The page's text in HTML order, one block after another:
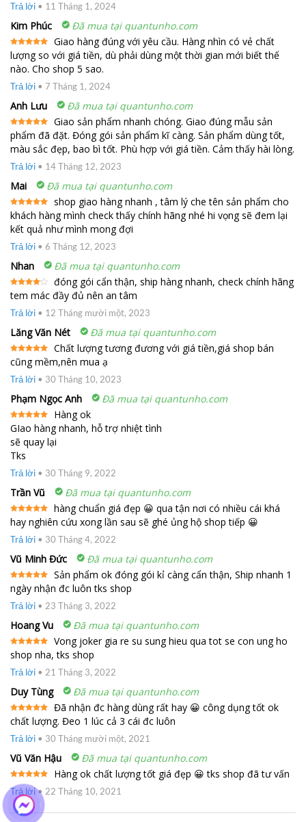
Trả lời • 11 Tháng 1, 2024
Kim Phúc Đã mua tại quantunho.com
Được xếp
hạng55
sao
Giao hàng đúng với yêu cầu. Hàng nhìn có vẻ chất
lượng so với giá tiền, dù phải dùng một thời gian mới biết thế
nào. Cho shop 5 sao.
Trả lời • 7 Tháng 1, 2024
Anh Lưu Đã mua tại quantunho.com
Được xếp
hạng 55
sao
Giao sản phẩm nhanh chóng. Giao đúng mẫu sản
phẩm đã đặt. Đóng gói sản phẩm kĩ càng. Sản phẩm dùng tốt,
màu sắc đẹp, bao bì tốt. Phù hợp với giá tiền. Cảm thấy hài lòng.
Trả lời • 14 Tháng 12, 2023
Mai Đã mua tại quantunho.com
Được xếp
hạng5 5
sao
shop giao hàng nhanh , tâm lý che tên sản phẩm cho
khách hàng mình check thấy chính hãng nhé hi vọng sẽ đem lại
kết quả như mình mong đợi
Trả lời • 6 Tháng 12, 2023
Nhan Đã mua tại quantunho.com
Được
xếp
hạng
5 sao
đóng gói cẩn thận, ship hàng nhanh, check chính hãng
tem mác đầy đủ nên an tâm
Trả lời • 12 Tháng mười một, 2023
Lăng Văn Nét Đã mua tại quantunho.com
Được xếp
hạng5 5
sao
Chất lượng tương đương với giá tiền,giá shop bán
cũng mềm,nên mua ạ
Trả lời • 30 Tháng 10, 2023
Phạm Ngọc Anh Đã mua tại quantunho.com
Được xếp
hạng5 5
sao
Hàng ok
GIao hàng nhanh, hỗ trợ nhiệt tình
sẽ quay lại
Tks
Trả lời • 30 Tháng 9, 2022
Trần Vũ Đã mua tại quantunho.com
Được xếp
hạng 55
sao
hàng chuẩn giá đẹp 😀 qua tận nơi có nhiều cái khá
hay nghiên cứu xong lần sau sẽ ghé ủng hộ shop tiếp 😀
Trả lời • 30 Tháng 4, 2022
Vũ Minh Đức Đã mua tại quantunho.com
Được xếp
hạng 5
sao
Sản phẩm ok đóng gói kỉ càng cẩn thận, Ship nhanh 1
ngày nhận đc luôn tks shop
Trả lời • 23 Tháng 3, 2022
Hoang Vu Đã mua tại quantunho.com
Được xếp
hạng5 5
sao
Vong joker gia re su sung hieu qua tot se con ung ho
shop nha, tks shop
Trả lời • 21 Tháng 3, 2022
Duy Tùng Đã mua tại quantunho.com
Được xếp
hạng 55
sao
Đã nhận đc hàng dùng rất hay 😀 công dụng tốt ok
chất lượng. Đeo 1 lúc cả 3 cái đc luôn
Trả lời • 30 Tháng mười một, 2021
Vũ Văn Hậu Đã mua tại quantunho.com
Được xếp
hạng5
5
sao
Hàng ok chất lượng tốt giá đẹp 😀 tks shop đã tư vấn
Trả lời• 22 Tháng 10, 2021